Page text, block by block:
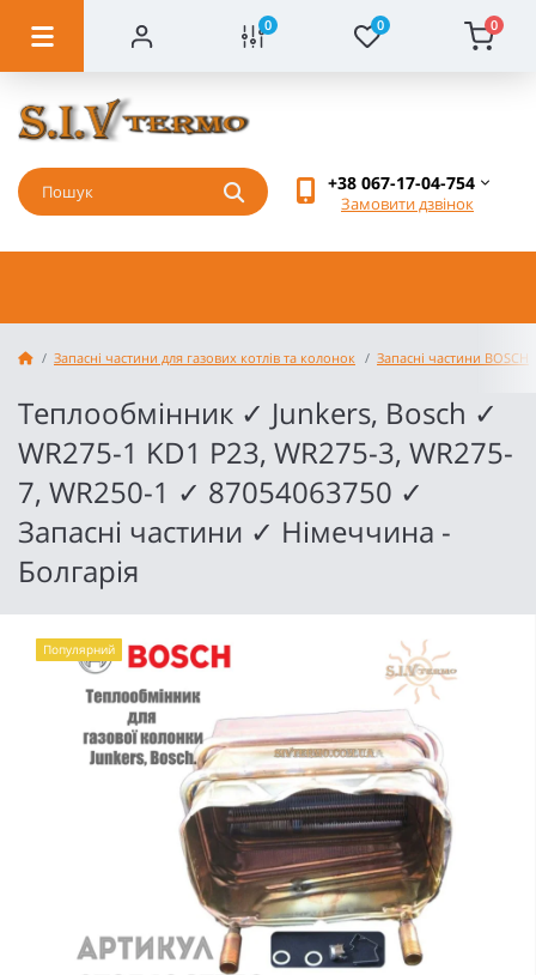
0 0 0
+38 067-17-04-754
Замовити дзвінок
Запасні частини для газових котлів та колонок Запасні частини BOSCH
Теплообмінник ✓ Junkers, Bosch ✓
WR275-1 KD1 P23, WR275-3, WR275-
7, WR250-1 ✓ 87054063750 ✓
Запасні частини ✓ Німеччина -
Болгарія
Популярний